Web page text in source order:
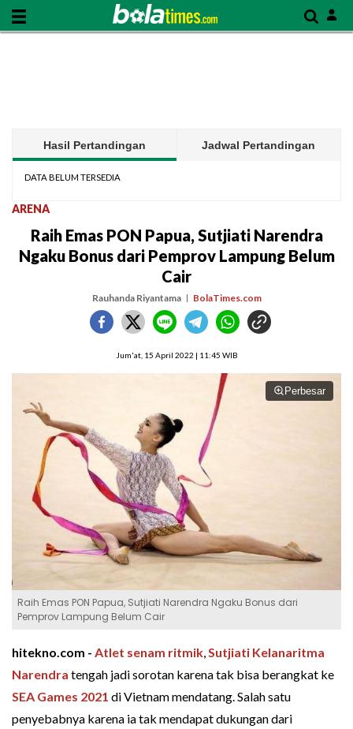
Hasil Pertandingan Jadwal Pertandingan
DATA BELUM TERSEDIA
ARENA
Raih Emas PON Papua, Sutjiati Narendra
Ngaku Bonus dari Pemprov Lampung Belum
Cair
Rauhanda Riyantama BolaTimes.com
Jum'at, 15 April 2022 | 11:45 WIB
Perbesar
Raih Emas PON Papua, Sutjiati Narendra Ngaku Bonus dari
Pemprov Lampung Belum Cair
hitekno.com - Atlet senam ritmik,Sutjiati Kelanaritma
Narendra tengah jadi sorotan karena tak bisa berangkat ke
SEA Games 2021 di Vietnam mendatang. Salah satu
penyebabnya karena ia tak mendapat dukungan dari